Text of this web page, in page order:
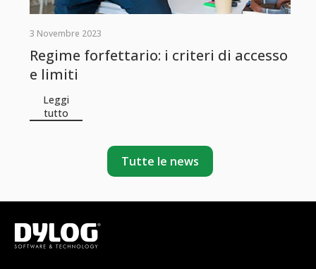
3 Novembre 2023
Regime forfettario: i criteri di accesso
e limiti
Leggi
tutto
Tutte le news